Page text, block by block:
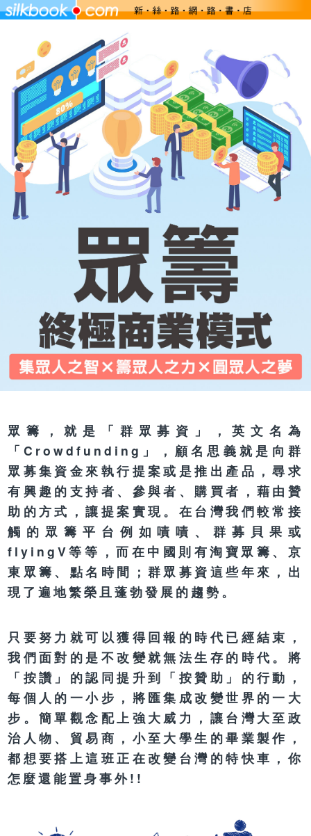
眾籌，就是「群眾募資」，英文名為
「Crowdfunding」，顧名思義就是向群
眾募集資金來執行提案或是推出產品，尋求
有興趣的支持者、參與者、購買者，藉由贊
助的方式，讓提案實現。在台灣我們較常接
觸的眾籌平台例如嘖嘖、群募貝果或
flyingV等等，而在中國則有淘寶眾籌、京
東眾籌、點名時間；群眾募資這些年來，出
現了遍地繁榮且蓬勃發展的趨勢。
只要努力就可以獲得回報的時代已經結束，
我們面對的是不改變就無法生存的時代。將
「按讚」的認同提升到「按贊助」的行動，
每個人的一小步，將匯集成改變世界的一大
步。簡單觀念配上強大威力，讓台灣大至政
治人物、貿易商，小至大學生的畢業製作，
都想要搭上這班正在改變台灣的特快車，你
怎麼還能置身事外!!